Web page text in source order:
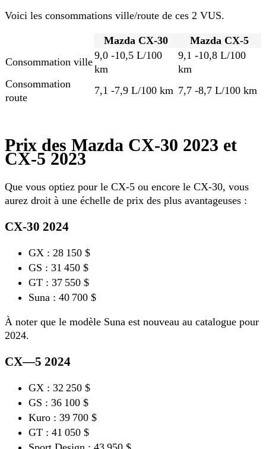
Voici les consommations ville/route de ces 2 VUS.
Mazda CX-30
Mazda CX-5
Consommation ville
9,0 -10,5 L/100
km
9,1 -10,8 L/100
km
Consommation
route
7,1 -7,9 L/100 km 7,7 -8,7 L/100 km
Prix des Mazda CX-30 2023 et
CX-5 2023
Que vous optiez pour le CX-5 ou encore le CX-30, vous
aurez droit à une échelle de prix des plus avantageuses :
CX-30 2024
GX : 28 150 $
GS : 31 450 $
GT : 37 550 $
Suna : 40 700 $
À noter que le modèle Suna est nouveau au catalogue pour
2024.
CX—5 2024
GX : 32 250 $
GS : 36 100 $
Kuro : 39 700 $
GT : 41 050 $